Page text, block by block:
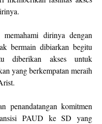
dirinya dengan
bermain dibiarkan begitu
diberikan akses untuk
yang berkempatan meraih
penandatangan komitmen
PAUD ke SD yang